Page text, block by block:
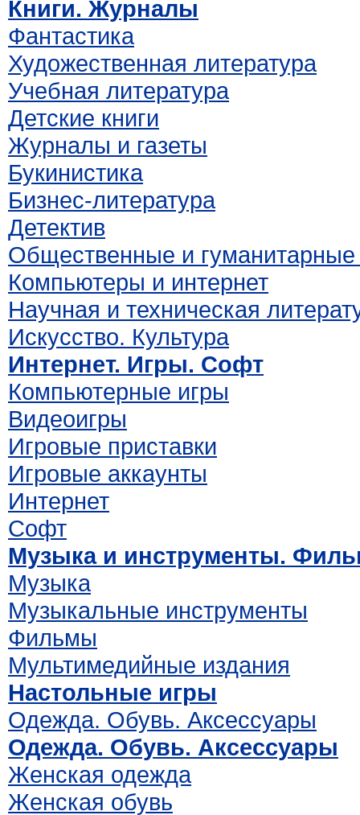
Книги. Журналы
Фантастика
Художественная литература
Учебная литература
Детские книги
Журналы и газеты
Букинистика
Бизнес-литература
Детектив
Общественные и гуманитарные
Компьютеры и интернет
Научная и техническая
Искусство. Культура
Интернет. Игры. Софт
Компьютерные игры
Видеоигры
Игровые приставки
Игровые аккаунты
Интернет
Софт
Музыка и инструменты.
Музыка
Музыкальные инструменты
Фильмы
Мультимедийные издания
Настольные игры
Одежда. Обувь. Аксессуары
Одежда. Обувь. Аксессуары
Женская одежда
Женская обувь